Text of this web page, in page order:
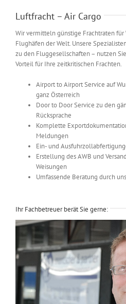
Luftfracht – Air Cargo
Wir vermitteln günstige Frachtraten
Flughäfen der Welt. Unsere
zu den Fluggesellschaften – nutzen
Vorteil für Ihre zeitkritischen Frachten.
Airport to Airport Service auf
ganz Österreich
Door to Door Service zu den
Rücksprache
Komplette
Meldungen
Ein- und
Erstellung des AWB und
Weisungen
Umfassende Beratung durch
Ihr Fachbetreuer berät Sie gerne: